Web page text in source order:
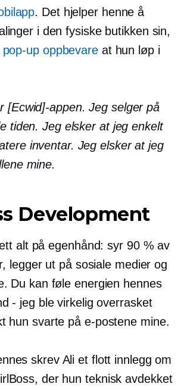
. Det hjelper henne å
i den fysiske butikken sin,
pop-upoppbevareat hun løp i
[Ecwid]-appen. Jeg selger på
tiden. Jeg elsker at jeg enkelt
inventar. Jeg elsker at jeg
mine.
Development
alt på egenhånd: syr 90 % av
legger ut på sosiale medier og
Du kan føle energien hennes
- jeg ble virkelig overrasket
hun svarte på e-postene mine.
skrev Ali et flott innlegg om
der hun teknisk avdekket